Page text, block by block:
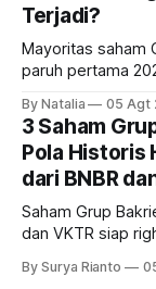
Terjadi?
Mayoritas saham
paruh pertama
diprediksi
prospeknya?
By Natalia 05 Agt
3 Saham
Pola Historis
dari BNBR
Saham Grup
dan VKTR siap
pola saham Grup
By Surya Rianto